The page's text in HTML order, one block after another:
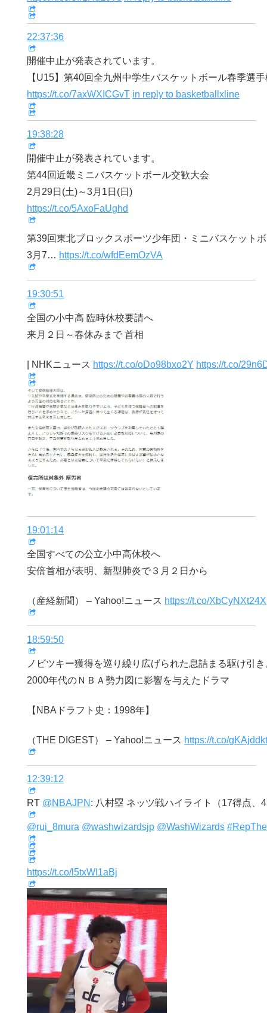
22:37:36
開催中止が発表されています。
【U15】第40回全九州中学生バスケットボール春季選
https://t.co/7axWXICGvT in reply to basketballxline
19:38:28
開催中止が発表されています。
第44回近畿ミニバスケットボール交歓大会
2月29日(土)～3月1日(日)
https://t.co/5AxoFaUghd
第39回東北ブロックスポーツ少年団・ミニバスケット
3月7… https://t.co/wfdEemOzVA
19:30:51
全国の小中高 臨時休校要請へ
来月２日～春休みまで 首相
| NHKニュース https://t.co/oDo98bxo2Y https://t.co/
19:01:14
全国すべての公立小中高休校へ
安倍首相が表明、新型肺炎で３月２日から
（産経新聞） – Yahoo!ニュース https://t.co/XbCyNXt24X
18:59:50
ノビツキー獲得を巡り繰り広げられた息詰まる駆け引
2000年代のＮＢＡ勢力図に影響を与えたドラマ
【NBAドラフト史：1998年】
（THE DIGEST） – Yahoo!ニュース https://t.co/
12:39:12
RT @NBAJPN : 八村塁 ネッツ戦ハイライト（17得点、
@rui_8mura @washwizardsjp @WashWizards
https://t.co/l5txWI1aBj